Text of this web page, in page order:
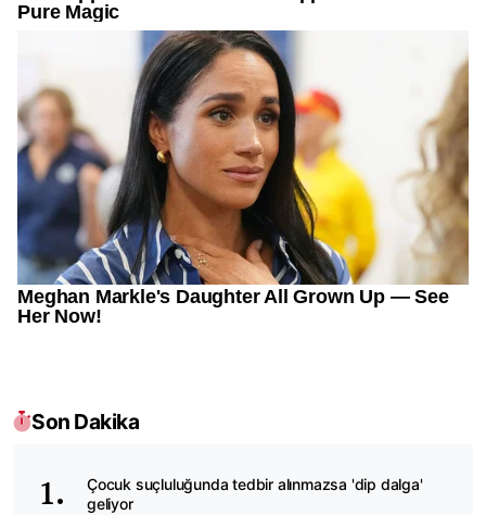
Son Dakika
Çocuk suçluluğunda tedbir alınmazsa 'dip dalga'
geliyor